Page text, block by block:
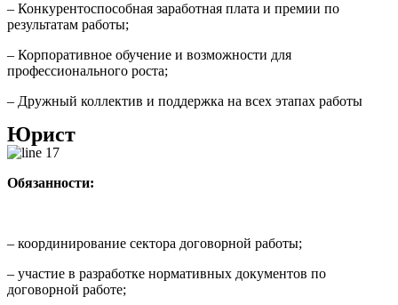
– Конкурентоспособная заработная плата и премии по
результатам работы;
– Корпоративное обучение и возможности для
профессионального роста;
– Дружный коллектив и поддержка на всех этапах работы
Юрист
Обязанности:
– координирование сектора договорной работы;
– участие в разработке нормативных документов по
договорной работе;